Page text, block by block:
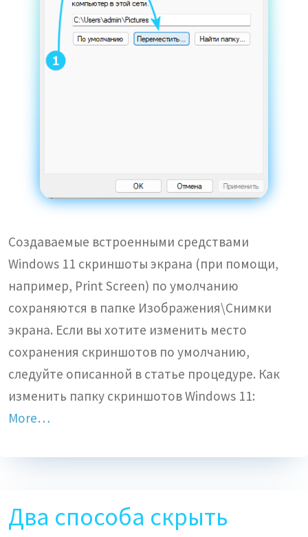
Создаваемые встроенными средствами
Windows 11 скриншоты экрана (при помощи,
например, Print Screen) по умолчанию
сохраняются в папке Изображения\Снимки
экрана. Если вы хотите изменить место
сохранения скриншотов по умолчанию,
следуйте описанной в статье процедуре. Как
изменить папку скриншотов Windows 11:
More…
Два способа скрыть